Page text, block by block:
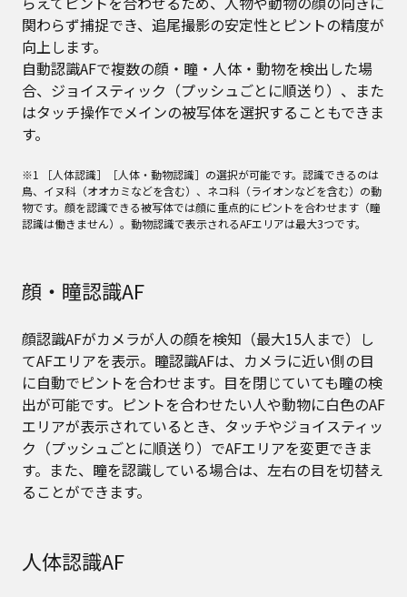
関わらず捕捉でき、追尾撮影の安定性とピントの精度が
向上します。
自動認識AFで複数の顔・瞳・人体・動物を検出した場
合、ジョイスティック（プッシュごとに順送り）、また
はタッチ操作でメインの被写体を選択することもできま
す。
※1 ［人体認識］［人体・動物認識］の選択が可能です。認識できるのは
鳥、イヌ科（オオカミなどを含む）、ネコ科（ライオンなどを含む）の動
物です。顔を認識できる被写体では顔に重点的にピントを合わせます（瞳
認識は働きません）。動物認識で表示されるAFエリアは最大3つです。
顔・瞳認識AF
顔認識AFがカメラが人の顔を検知（最大15人まで）し
てAFエリアを表示。瞳認識AFは、カメラに近い側の目
に自動でピントを合わせます。目を閉じていても瞳の検
出が可能です。ピントを合わせたい人や動物に白色のAF
エリアが表示されているとき、タッチやジョイスティッ
ク（プッシュごとに順送り）でAFエリアを変更できま
す。また、瞳を認識している場合は、左右の目を切替え
ることができます。
人体認識AF